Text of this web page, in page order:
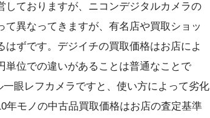
ておりますが、ニコンデジタルカメラの
異なってきますが、有名店や買取ショッ
ずです。デジイチの買取価格はお店によ
単位での違いがあることは普通なことで
眼レフカメラですと、使い方によって劣化
年モノの中古品買取価格はお店の査定基準